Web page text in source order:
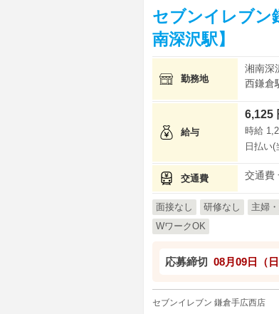
セブンイレブン
南深沢駅】
勤務地
湘南深
西鎌倉
給与
6,125
時給
日払い(
交通費 交通費
面接なし 研修なし 主婦
WワークOK
応募締切 08月09日（日
セブンイレブン 鎌倉手広西店